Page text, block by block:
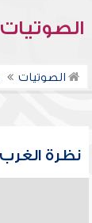
الصوتيات
الصوتيات
نظرة